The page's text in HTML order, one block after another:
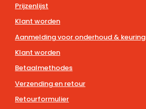
Prijzenlijst
Klant worden
Aanmelding voor onderhoud & keuring
Klant worden
Betaalmethodes
Verzending en retour
Retourformulier